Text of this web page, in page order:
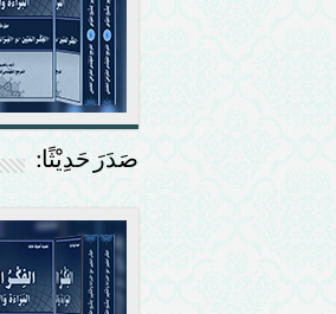
صَدَرَ حَدِيْثًا: